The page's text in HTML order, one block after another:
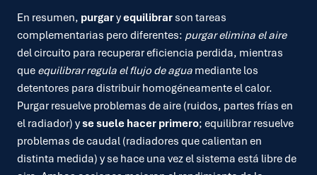
En resumen, purgaryequilibrar son tareas
complementarias pero diferentes: purgar elimina el aire
del circuito para recuperar eficiencia perdida, mientras
que equilibrar regula el flujo de agua mediante los
detentores para distribuir homogéneamente el calor.
Purgar resuelve problemas de aire (ruidos, partes frías en
el radiador) yse suele hacer primero; equilibrar resuelve
problemas de caudal (radiadores que calientan en
distinta medida) y se hace una vez el sistema está libre de